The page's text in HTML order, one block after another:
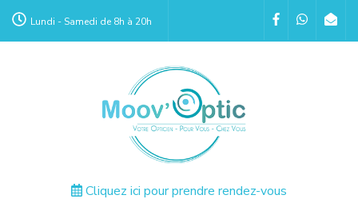
Aller
Lundi - Samedi de 8h à 20h
Cliquez ici pour prendre rendez-vous